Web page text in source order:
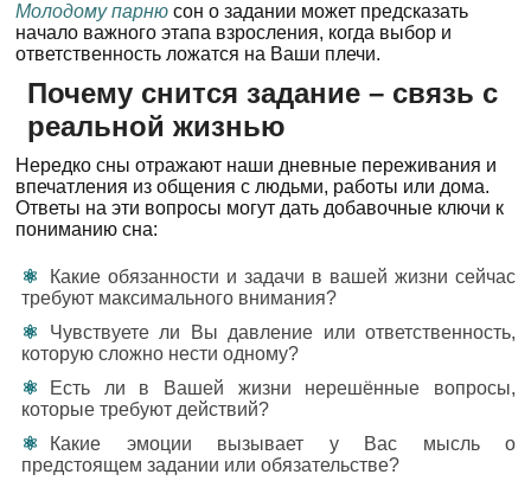
Молодому парню сон о задании может предсказать
начало важного этапа взросления, когда выбор и
ответственность ложатся на Ваши плечи.
Почему снится задание – связь с
реальной жизнью
Нередко сны отражают наши дневные переживания и
впечатления из общения с людьми, работы или дома.
Ответы на эти вопросы могут дать добавочные ключи к
пониманию сна:
Какие обязанности и задачи в вашей жизни сейчас
требуют максимального внимания?
Чувствуете ли Вы давление или ответственность,
которую сложно нести одному?
Есть ли в Вашей жизни нерешённые вопросы,
которые требуют действий?
Какие эмоции вызывает у Вас мысль о
предстоящем задании или обязательстве?